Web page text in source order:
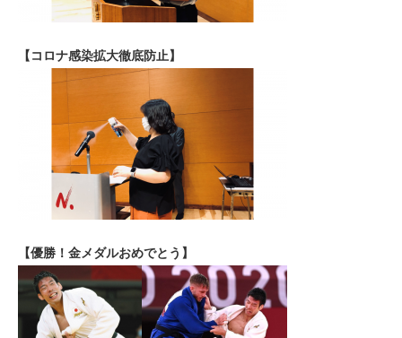
【コロナ感染拡大徹底防止】
【優勝！金メダルおめでとう】